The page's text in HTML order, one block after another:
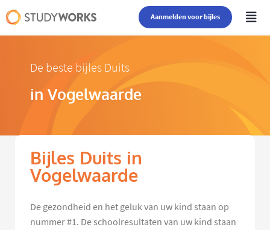
Aanmelden voor bijles
De beste bijles Duits
in Vogelwaarde
Bijles Duits in
Vogelwaarde
De gezondheid en het geluk van uw kind staan op
nummer #1. De schoolresultaten van uw kind staan